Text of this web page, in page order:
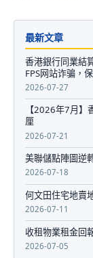
最新文章
香港銀行同業結
FPS网站诈骗，
2026-07-27
【2026年7月】
厘
2026-07-21
美聯儲點陣圖逆
2026-07-18
何文田住宅地賣
2026-07-11
收租物業租金回
2026-07-05